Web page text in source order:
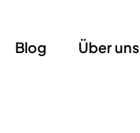
Blog Über uns